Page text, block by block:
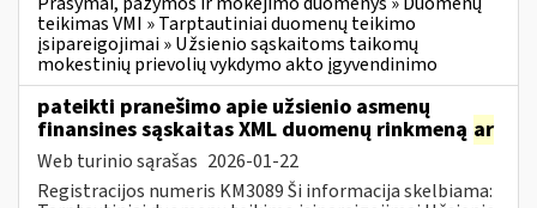
teikimas VMI » Tarptautiniai duomenų teikimo
įsipareigojimai » Užsienio sąskaitoms taikomų
mokestinių prievolių vykdymo akto įgyvendinimo
pateikti pranešimo apie užsienio asmenų
finansines sąskaitas XML duomenų rinkmeną ar
Web turinio sąrašas 2026-01-22
Registracijos numeris KM3089 Ši informacija skelbiama: